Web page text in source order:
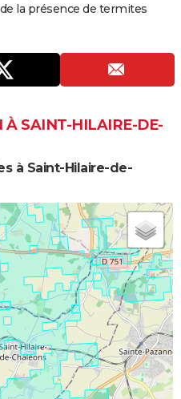
la présence de termites
À SAINT-HILAIRE-DE-
à Saint-Hilaire-de-